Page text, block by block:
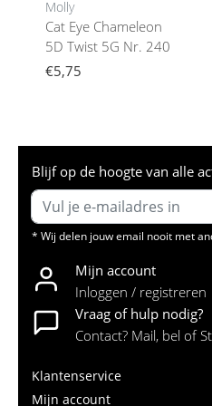
Molly
Cat Eye Chameleon
5D Twist 5G Nr. 240
€5,75
Blijf op de hoogte van alle
* Wij delen jouw email nooit met
Mijn account
Inloggen / registreren
Vraag of hulp nodig?
Contact? Mail, bel of
Klantenservice
Mijn account